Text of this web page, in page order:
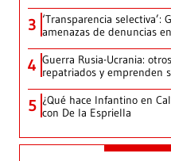
3 ‘Transparencia selectiva’:
amenazas de denuncias
4 Guerra Rusia-Ucrania:
repatriados y emprenden
5 ¿Qué hace Infantino en
con De la Espriella